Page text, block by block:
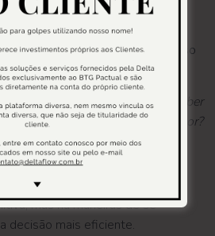
em sua análise, você estará
tomar decisões informadas no
suas chances de
sucesso
de Investimentos: Como saber
qual o melhor?
indexador?
para seus investimentos não
mas há maneiras de se
decisão mais eficiente.